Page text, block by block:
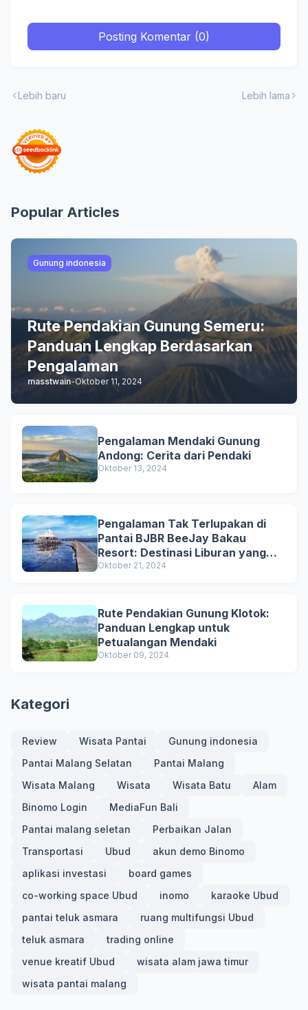
Posting Komentar (0)
Lebih baru Lebih lama
Popular Articles
Gunung indonesia
Rute Pendakian Gunung Semeru:
Panduan Lengkap Berdasarkan
Pengalaman
masstwain-Oktober 11, 2024
Pengalaman Mendaki Gunung
Andong: Cerita dari Pendaki
Oktober 13, 2024
Pengalaman Tak Terlupakan di
Pantai BJBR BeeJay Bakau
Resort: Destinasi Liburan yang
Menarik
Oktober 21, 2024
Rute Pendakian Gunung Klotok:
Panduan Lengkap untuk
Petualangan Mendaki
Oktober 09, 2024
Kategori
Review Wisata Pantai
Gunung indonesia
Pantai Malang Selatan
Pantai Malang
Wisata Malang
Wisata Wisata Batu
Alam
Binomo Login
MediaFun Bali
Pantai malang seletan
Perbaikan Jalan
Transportasi
Ubud
akun demo Binomo
aplikasi investasi
board games
co-working space Ubud
inomo
karaoke Ubud
pantai teluk asmara
ruang multifungsi Ubud
teluk asmara
trading online
venue kreatif Ubud
wisata alam jawa timur
wisata pantai malang